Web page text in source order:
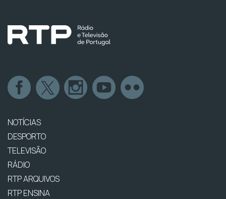
NOTÍCIAS
DESPORTO
TELEVISÃO
RÁDIO
RTP ARQUIVOS
RTP ENSINA